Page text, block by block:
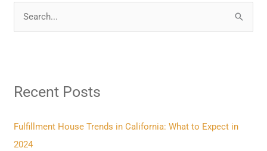
c
f
o
Recent Posts
Fulfillment House Trends in California: What to Expect in
2024